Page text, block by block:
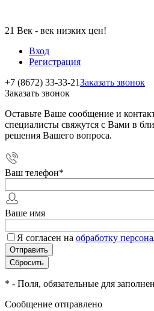
21 Век - век низких цен!
Вход
Регистрация
+7 (8672) 33-33-21Заказать звонок
Заказать звонок
Оставьте Ваше сообщение и
специалисты свяжутся с Вами в
решения Вашего вопроса.
Ваш телефон*
Ваше имя
Я согласен на обработку
* - Поля, обязательные для
Сообщение отправлено